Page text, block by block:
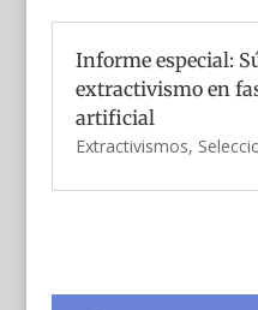
Informe especial:
extractivismo en
artificial
Extractivismos,